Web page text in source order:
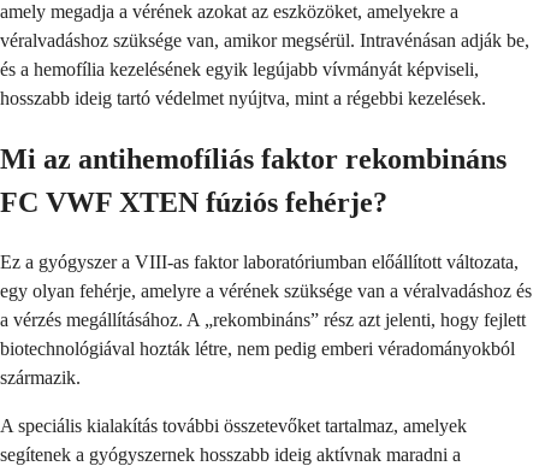
amely megadja a vérének azokat az eszközöket, amelyekre a
véralvadáshoz szüksége van, amikor megsérül. Intravénásan adják be,
és a hemofília kezelésének egyik legújabb vívmányát képviseli,
hosszabb ideig tartó védelmet nyújtva, mint a régebbi kezelések.
Mi az antihemofíliás faktor rekombináns
FC VWF XTEN fúziós fehérje?
Ez a gyógyszer a VIII-as faktor laboratóriumban előállított változata,
egy olyan fehérje, amelyre a vérének szüksége van a véralvadáshoz és
a vérzés megállításához. A „rekombináns” rész azt jelenti, hogy fejlett
biotechnológiával hozták létre, nem pedig emberi véradományokból
származik.
A speciális kialakítás további összetevőket tartalmaz, amelyek
segítenek a gyógyszernek hosszabb ideig aktívnak maradni a